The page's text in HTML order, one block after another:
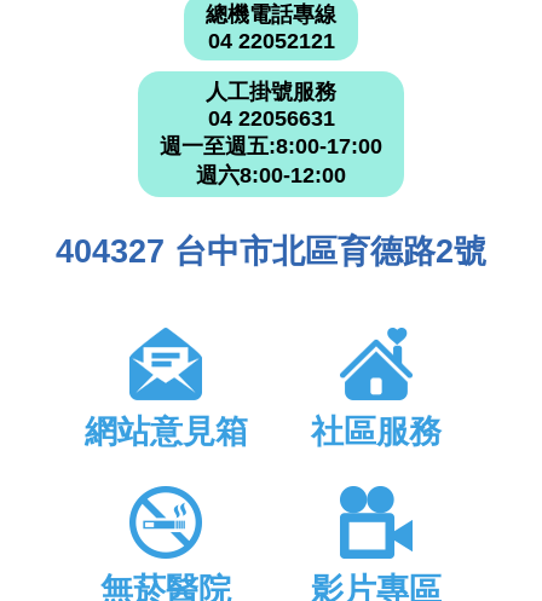
總機電話專線
04 22052121
人工掛號服務
04 22056631
週一至週五:8:00-17:00
週六8:00-12:00
404327 台中市北區育德路2號
網站意見箱 社區服務
無菸醫院 影片專區